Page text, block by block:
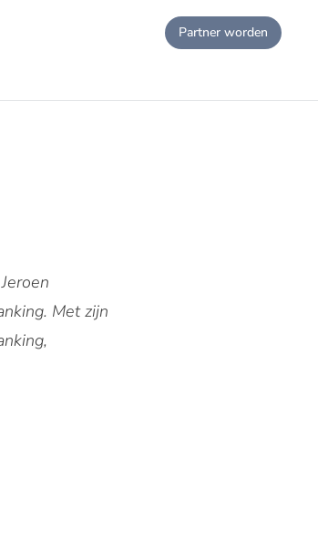
Partner worden
Met zijn